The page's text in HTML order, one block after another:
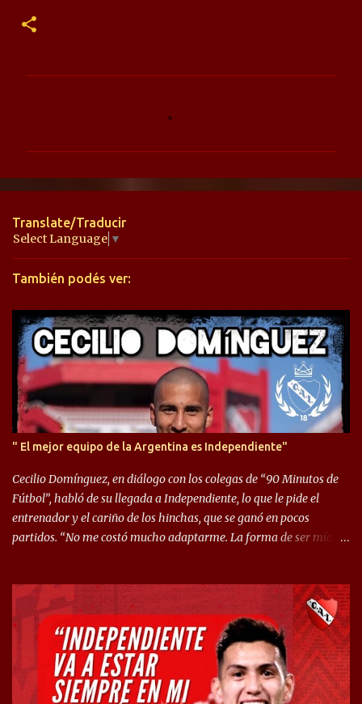
n
a
r
i
s
Translate/Traducir
Select Language ▼
También podés ver:
" El mejor equipo de la Argentina es Independiente"
Cecilio Domínguez, en diálogo con los colegas de “90 Minutos de
Fútbol”, habló de su llegada a Independiente, lo que le pide el
entrenador y el cariño de los hinchas, que se ganó en pocos
partidos. “No me costó mucho adaptarme. La forma de ser mía
llegué a un Independiente que juega muy dinámico y me gusta
mucho. Me favorece por la forma de jugar mía y eso también
ayudó a que me adapte”. “Me siento mejor por izquierda, pero me
gusta mucho jugar de 9, y juego sin problemas por derecha
también. Jugar de 9 y de extremo por izquierda es diferente. A mi
me gusta jugar por fuera, porque tengo mas posibilidades de